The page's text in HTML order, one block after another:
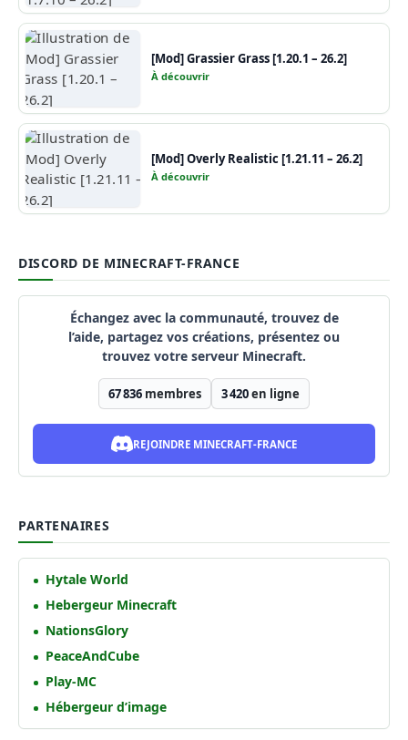
[Mod] Grassier Grass [1.20.1 – 26.2]
À découvrir
[Mod] Overly Realistic [1.21.11 – 26.2]
À découvrir
DISCORD DE MINECRAFT-FRANCE
Échangez avec la communauté, trouvez de
l’aide, partagez vos créations, présentez ou
trouvez votre serveur Minecraft.
67 836 membres 3 420en ligne
REJOINDRE MINECRAFT-FRANCE
PARTENAIRES
Hytale World
Hebergeur Minecraft
NationsGlory
PeaceAndCube
Play-MC
Hébergeur d’image